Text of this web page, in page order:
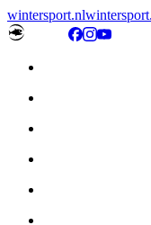
wintersport.nl